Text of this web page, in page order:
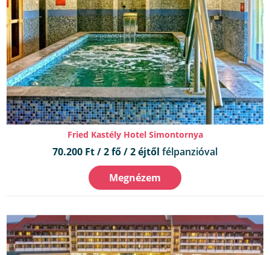
Fried Kastély Hotel Simontornya
70.200 Ft / 2 fő / 2 éjtől félpanzióval
Megnézem